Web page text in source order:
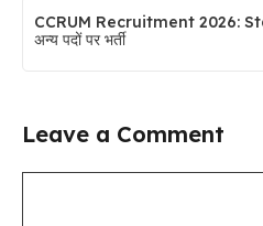
CCRUM Recruitment 2026:
अन्य पदों पर भर्ती
Leave a Comment